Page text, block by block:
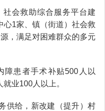
会救助综合服务平台建
心1家、镇（街道）社会救
，满足对困难群众的多元
患者手术补贴500人以
业100人以上。
给，新改建（提升）村